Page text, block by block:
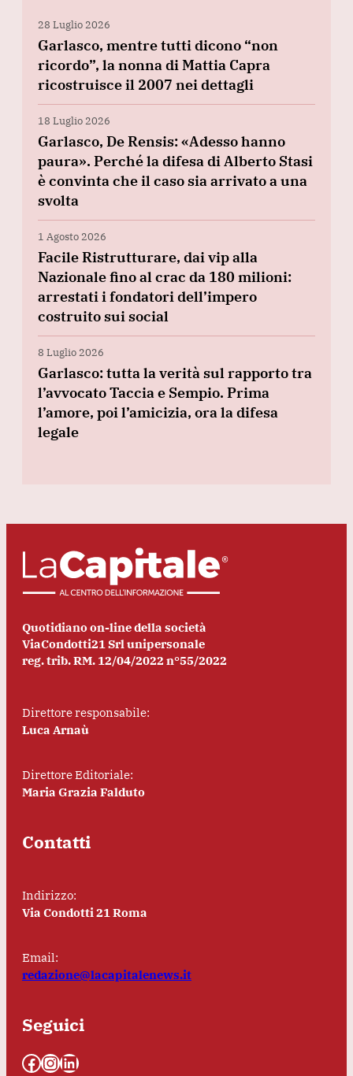
28 Luglio 2026
Garlasco, mentre tutti dicono “non
ricordo”, la nonna di Mattia Capra
ricostruisce il 2007 nei dettagli
18 Luglio 2026
Garlasco, De Rensis: «Adesso hanno
paura». Perché la difesa di Alberto Stasi
è convinta che il caso sia arrivato a una
svolta
1 Agosto 2026
Facile Ristrutturare, dai vip alla
Nazionale fino al crac da 180 milioni:
arrestati i fondatori dell’impero
costruito sui social
8 Luglio 2026
Garlasco: tutta la verità sul rapporto tra
l’avvocato Taccia e Sempio. Prima
l’amore, poi l’amicizia, ora la difesa
legale
Quotidiano on-line della società
ViaCondotti21 Srl unipersonale
reg. trib. RM. 12/04/2022 n°55/2022
Direttore responsabile:
Luca Arnaù
Direttore Editoriale:
Maria Grazia Falduto
Contatti
Indirizzo:
Via Condotti 21 Roma
Email:
redazione@lacapitalenews.it
Seguici
Facebook InstagramLinkedIn